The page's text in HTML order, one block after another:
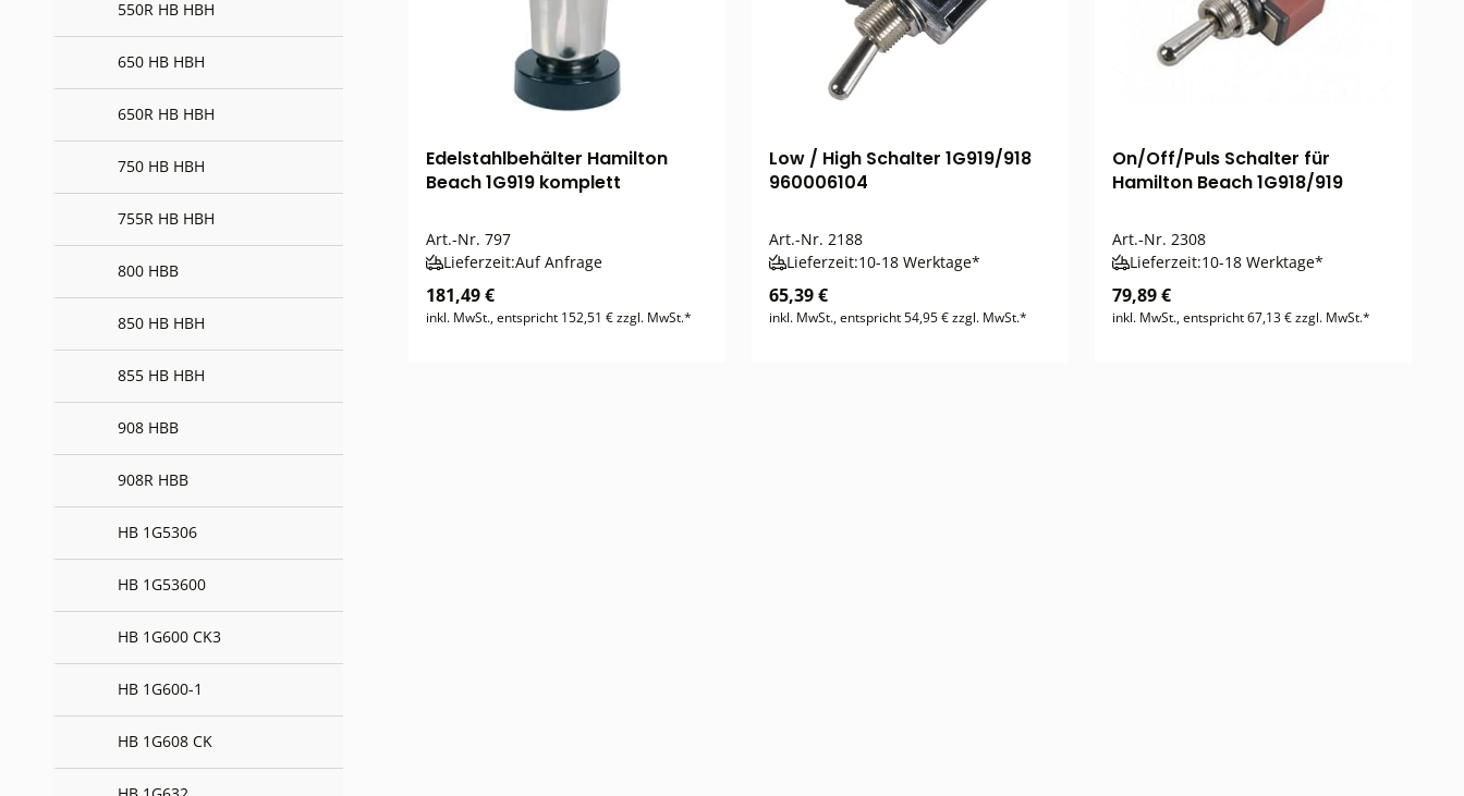
550R HB HBH
650 HB HBH
650R HB HBH
750 HB HBH
755R HB HBH
800 HBB
850 HB HBH
855 HB HBH
908 HBB
908R HBB
HB 1G5306
HB 1G53600
HB 1G600 CK3
HB 1G600-1
HB 1G608 CK
Edelstahlbehälter Hamilton
Beach 1G919 komplett
Art.-Nr. 797
Lieferzeit:Auf Anfrage
181,49 €
inkl. MwSt., entspricht 152,51 € zzgl. MwSt.*
Low / High Schalter 1G919/918
960006104
Art.-Nr. 2188
Lieferzeit:10-18 Werktage*
65,39 €
inkl. MwSt., entspricht 54,95 € zzgl. MwSt.*
On/Off/Puls Schalter für
Hamilton Beach 1G918/919
Art.-Nr. 2308
Lieferzeit:10-18 Werktage*
79,89 €
inkl. MwSt., entspricht 67,13 € zzgl. MwSt.*